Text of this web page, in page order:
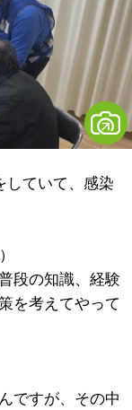
ていて、感染
段の知識、経験
を考えてやって
ですが、その中